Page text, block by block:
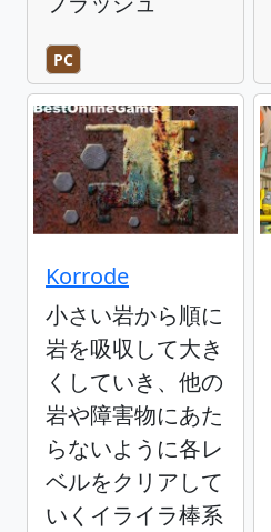
PC
Korrode
小さい岩から順に
岩を吸収して大き
くしていき、他の
岩や障害物にあた
らないように各レ
ベルをクリアして
いくイライラ棒系